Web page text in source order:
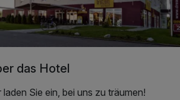
das Hotel
laden Sie ein, bei uns zu träumen!